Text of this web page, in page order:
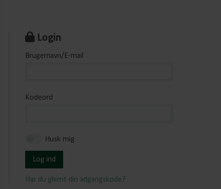
Login
Brugernavn/E-mail
Kodeord
Husk mig
Log ind
Har du glemt din adgangskode?